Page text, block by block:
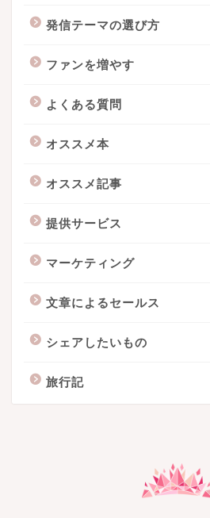
発信テーマの選び方
ファンを増やす
よくある質問
オススメ本
オススメ記事
提供サービス
マーケティング
文章によるセールス
シェアしたいもの
旅行記